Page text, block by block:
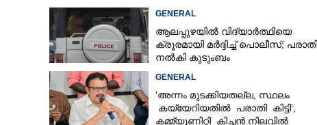
GENERAL
ആലപ്പുഴയിൽ വിദ്യാർത്ഥിയെ
ക്രൂരമായി മർദ്ദിച്ച് പൊലീസ്; പരാതി
നൽകി കുടുംബം
GENERAL
'അന്നം മുടക്കിയതല്ല, സ്ഥലം
കയ്യേറിയതിൽ പരാതി കിട്ടി';
കമ്മ്യൂണിറ്റി കിച്ചൻ നിലവിൽ